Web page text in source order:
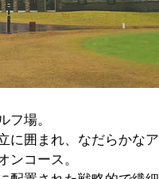
フ場。
に囲まれ、なだらかな
ンコース。